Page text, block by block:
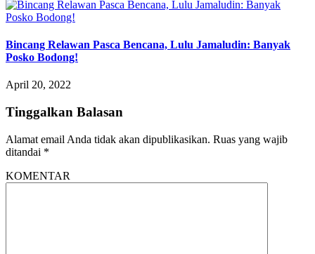
Bincang Relawan Pasca Bencana, Lulu Jamaludin: Banyak
Posko Bodong!
April 20, 2022
Tinggalkan Balasan
Alamat email Anda tidak akan dipublikasikan. Ruas yang wajib
ditandai *
KOMENTAR